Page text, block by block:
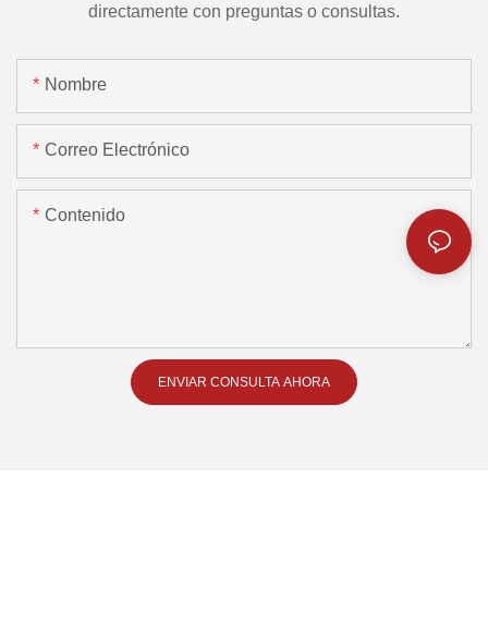
directamente con preguntas o consultas.
Nombre
Correo Electrónico
Contenido
ENVIAR CONSULTA AHORA